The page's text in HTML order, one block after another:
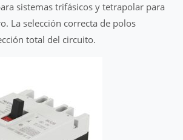
sistemas trifásicos y tetrapolar para
La selección correcta de polos
total del circuito.